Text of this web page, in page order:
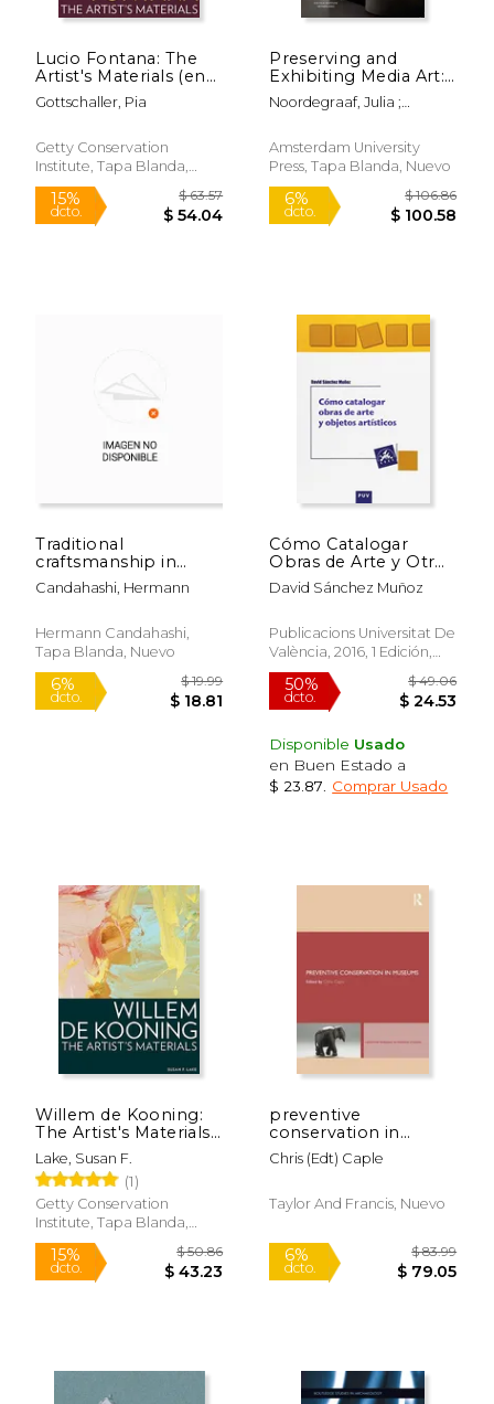
dcto.
Lucio Fontana: The
Artist's Materials (en
Inglés)
Gottschaller, Pia
Getty Conservation
Institute, Tapa Blanda,
Nuevo
Preserving and
Exhibiting Media Art:
Challenges and
Perspectives (en
Noordegraaf, Julia ;
Cosetta
Amsterdam University
Press, Tapa Blanda, Nuevo
Traditional
craftsmanship in
Japan - The Art of
Imperfection (en
Candahashi, Hermann
Hermann Candahashi,
Tapa Blanda, Nuevo
$ 19.99
Cómo Catalogar
Obras de Arte y Otros
Objetos Artísticos
David Sánchez Muñoz
Publicacions Universitat De
València, 2016, 1 Edición,
Tapa Blanda, Nuevo
50%
dcto.
Disponible Usado
en Buen Estado a
$ 23.87
Comprar Usado
Willem de Kooning:
The Artist's Materials
(en Inglés)
Lake, Susan F.
(1)
Getty Conservation
Institute, Tapa Blanda,
Nuevo
preventive
conservation in
museums (en Inglés)
Chris (edt) Caple
Taylor And Francis, Nuevo